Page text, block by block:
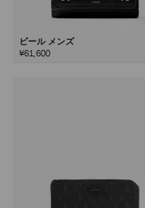
ビール メンズ
¥61,600